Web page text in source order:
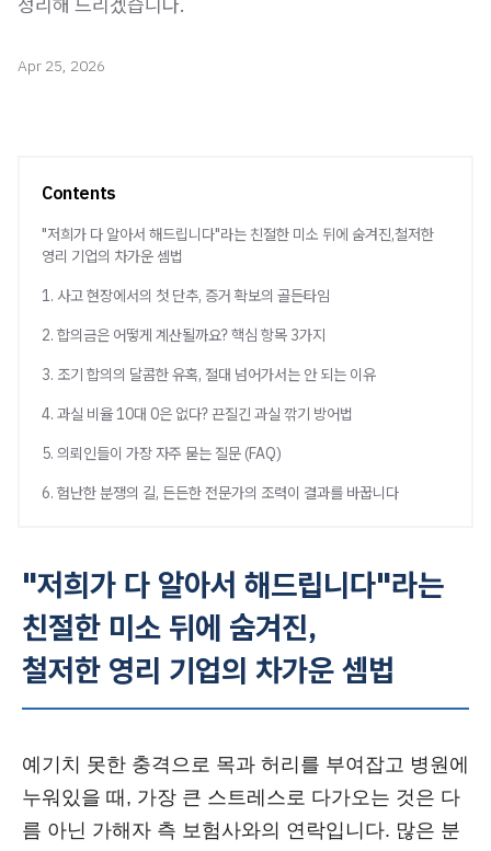
Apr 25, 2026
Contents
"저희가 다 알아서 해드립니다"라는 친절한 미소 뒤에 숨겨진,철저한
영리 기업의 차가운 셈법
1. 사고 현장에서의 첫 단추, 증거 확보의 골든타임
2. 합의금은 어떻게 계산될까요? 핵심 항목 3가지
3. 조기 합의의 달콤한 유혹, 절대 넘어가서는 안 되는 이유
4. 과실 비율 10대 0은 없다? 끈질긴 과실 깎기 방어법
5. 의뢰인들이 가장 자주 묻는 질문 (FAQ)
6. 험난한 분쟁의 길, 든든한 전문가의 조력이 결과를 바꿉니다
"저희가 다 알아서 해드립니다"라는
친절한 미소 뒤에 숨겨진,
철저한 영리 기업의 차가운 셈법
예기치 못한 충격으로 목과 허리를 부여잡고 병원에
누워있을 때, 가장 큰 스트레스로 다가오는 것은 다
름 아닌 가해자 측 보험사와의 연락입니다. 많은 분